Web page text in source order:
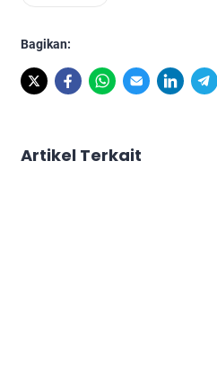
Bagikan:
Artikel Terkait